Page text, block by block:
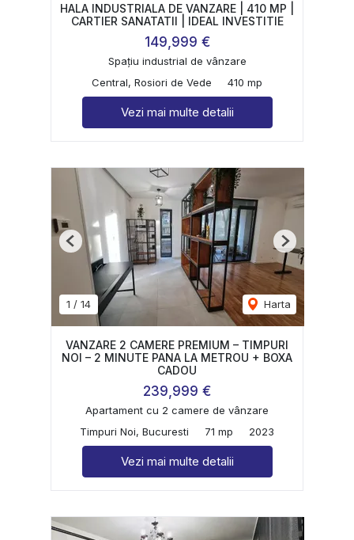
HALA INDUSTRIALA DE VANZARE | 410 MP |
CARTIER SANATATII | IDEAL INVESTITIE
149,999 €
Spațiu industrial de vânzare
Central, Rosiori de Vede
410 mp
Vezi mai multe detalii
1 / 14 Harta
Previous Next
VANZARE 2 CAMERE PREMIUM – TIMPURI
NOI – 2 MINUTE PANA LA METROU + BOXA
CADOU
239,999 €
Apartament cu 2 camere de vânzare
Timpuri Noi, Bucuresti
71 mp 2023
Vezi mai multe detalii